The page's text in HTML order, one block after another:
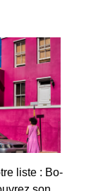
liste : Bo-